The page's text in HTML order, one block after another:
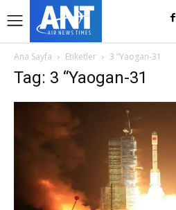
Ana Sayfa Etiketler 3 “Yaogan-31
Tag: 3 “Yaogan-31